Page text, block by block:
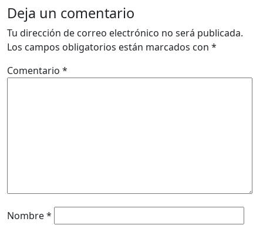
Deja un comentario
Tu dirección de correo electrónico no será publicada.
Los campos obligatorios están marcados con *
Comentario *
Nombre*